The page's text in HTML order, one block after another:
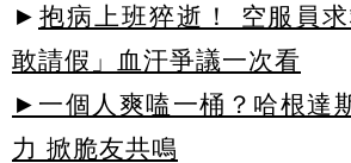
► 抱病上班猝逝！ 空服員
敢請假」血汗爭議一次看
►一個人爽嗑一桶？哈根達
力 掀脆友共鳴